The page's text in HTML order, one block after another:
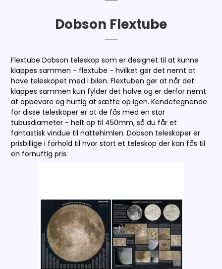
Dobson Flextube
Flextube Dobson teleskop som er designet til at kunne
klappes sammen - flextube - hvilket gør det nemt at
have teleskopet med i bilen. Flextuben gør at når det
klappes sammen kun fylder det halve og er derfor nemt
at opbevare og hurtig at sætte op igen. Kendetegnende
for disse teleskoper er at de fås med en stor
tubusdiameter - helt op til 450mm, så du får et
fantastisk vindue til nattehimlen. Dobson teleskoper er
prisbillige i forhold til hvor stort et teleskop der kan fås til
en fornuftig pris.